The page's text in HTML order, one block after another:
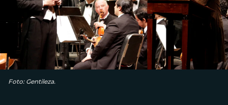
Foto: Gentileza.